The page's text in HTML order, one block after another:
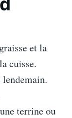
et la
cuisse.
lendemain.
terrine ou